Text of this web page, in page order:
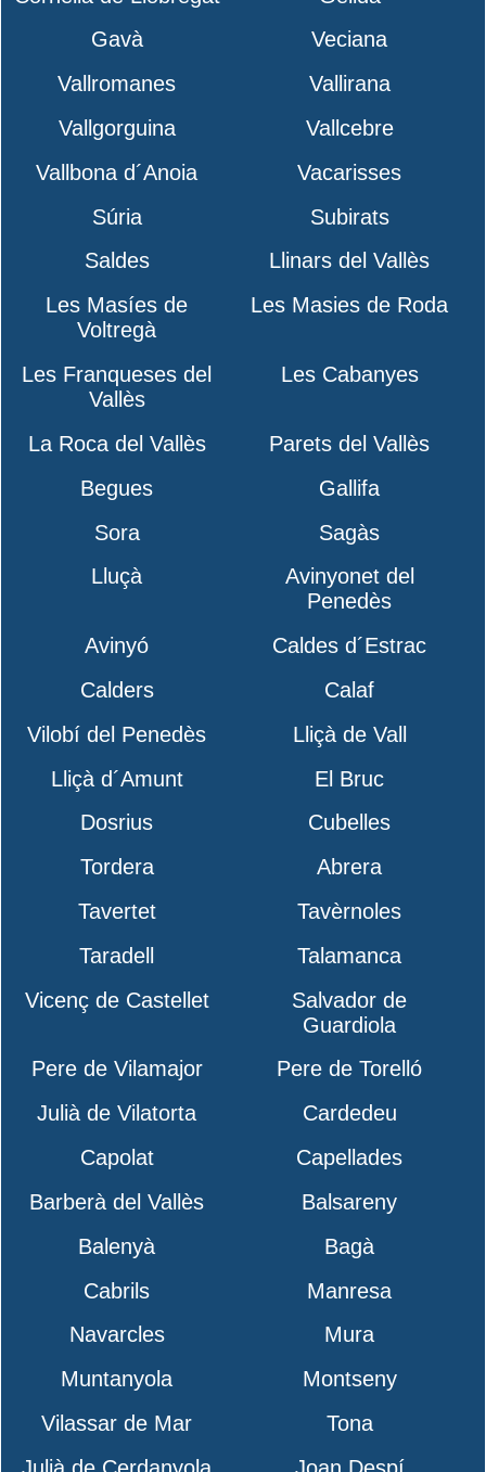
Gavà
Veciana
Vallromanes
Vallirana
Vallgorguina
Vallcebre
Vallbona d´Anoia
Vacarisses
Súria
Subirats
Saldes
Llinars del Vallès
Les Masíes de
Voltregà
Les Masies de Roda
Les Franqueses del
Vallès
Les Cabanyes
La Roca del Vallès
Parets del Vallès
Begues
Gallifa
Sora
Sagàs
Lluçà
Avinyonet del
Penedès
Avinyó
Caldes d´Estrac
Calders
Calaf
Vilobí del Penedès
Lliçà de Vall
Lliçà d´Amunt
El Bruc
Dosrius
Cubelles
Tordera
Abrera
Tavertet
Tavèrnoles
Taradell
Talamanca
Vicenç de Castellet
Salvador de
Guardiola
Pere de Vilamajor
Pere de Torelló
Julià de Vilatorta
Cardedeu
Capolat
Capellades
Barberà del Vallès
Balsareny
Balenyà
Bagà
Cabrils
Manresa
Navarcles
Mura
Muntanyola
Montseny
Vilassar de Mar
Tona